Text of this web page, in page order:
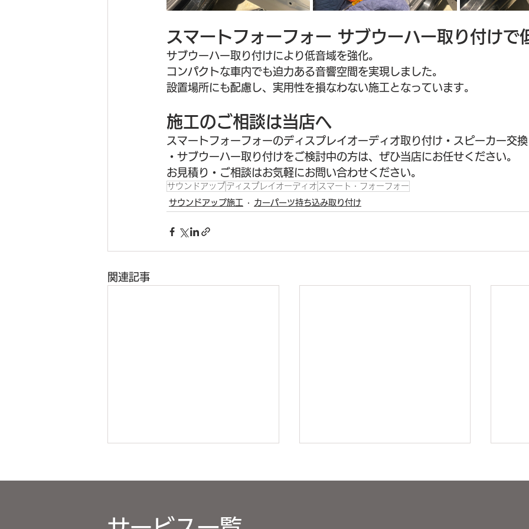
スマートフォーフォー サブウーハー取り付けで
サブウーハー取り付けにより低音域を強化。
コンパクトな車内でも迫力ある音響空間を実現しました。
設置場所にも配慮し、実用性を損なわない施工となっています。
施工のご相談は当店へ
スマートフォーフォーのディスプレイオーディオ取り付け・スピーカー交換
・サブウーハー取り付けをご検討中の方は、ぜひ当店にお任せください。
お見積り・ご相談はお気軽にお問い合わせください。
サウンドアップ ディスプレイオーディオ スマート・フォーフォー
サウンドアップ施工
カーパーツ持ち込み取り付け
関連記事